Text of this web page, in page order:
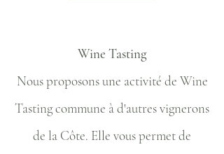
Wine Tasting
Nous proposons une activité de Wine
Tasting commune à d'autres vignerons
de la Côte. Elle vous permet de